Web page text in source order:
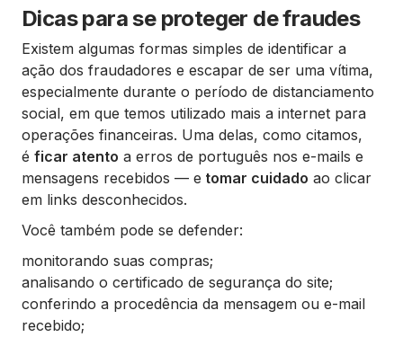
Dicas para se proteger de fraudes
Existem algumas formas simples de identificar a
ação dos fraudadores e escapar de ser uma vítima,
especialmente durante o período de distanciamento
social, em que temos utilizado mais a internet para
operações financeiras. Uma delas, como citamos,
é ficar atento a erros de português nos e-mails e
mensagens recebidos — e tomar cuidado ao clicar
em links desconhecidos.
Você também pode se defender:
monitorando suas compras;
analisando o certificado de segurança do site;
conferindo a procedência da mensagem ou e-mail
recebido;